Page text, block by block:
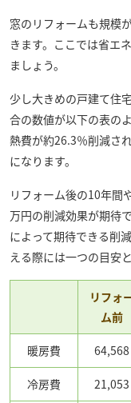
窓のリフォームも規模
きます。ここでは省エ
ましょう。
少し大きめの戸建て住
合の数値が以下の表の
熱費が約26.3％削減さ
になります。
リフォーム後の10年間
万円の削減効果が期待
によって期待できる削
える際には一つの目安
リフォ
ム前
暖房費 64,568
冷房費 21,053